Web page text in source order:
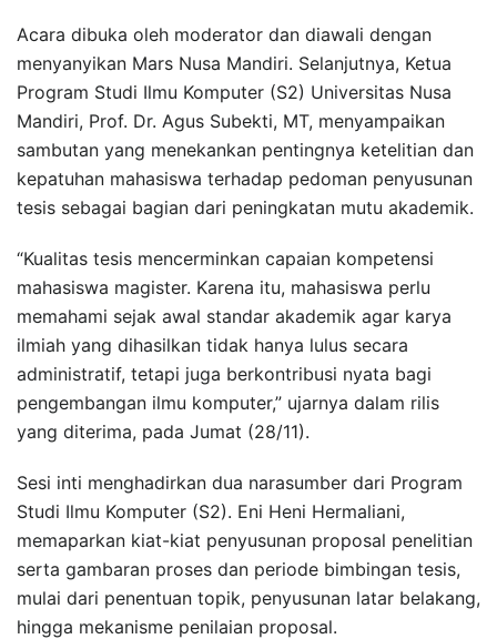
Acara dibuka oleh moderator dan diawali dengan
menyanyikan Mars Nusa Mandiri. Selanjutnya, Ketua
Program Studi Ilmu Komputer (S2) Universitas Nusa
Mandiri, Prof. Dr. Agus Subekti, MT, menyampaikan
sambutan yang menekankan pentingnya ketelitian dan
kepatuhan mahasiswa terhadap pedoman penyusunan
tesis sebagai bagian dari peningkatan mutu akademik.
“Kualitas tesis mencerminkan capaian kompetensi
mahasiswa magister. Karena itu, mahasiswa perlu
memahami sejak awal standar akademik agar karya
ilmiah yang dihasilkan tidak hanya lulus secara
administratif, tetapi juga berkontribusi nyata bagi
pengembangan ilmu komputer,” ujarnya dalam rilis
yang diterima, pada Jumat (28/11).
Sesi inti menghadirkan dua narasumber dari Program
Studi Ilmu Komputer (S2). Eni Heni Hermaliani,
memaparkan kiat-kiat penyusunan proposal penelitian
serta gambaran proses dan periode bimbingan tesis,
mulai dari penentuan topik, penyusunan latar belakang,
hingga mekanisme penilaian proposal.